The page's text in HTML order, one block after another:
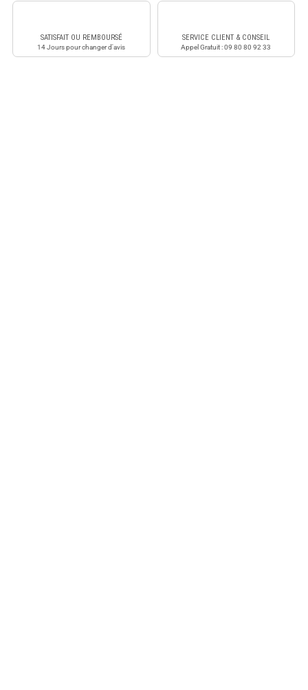
SATISFAIT OU REMBOURSÉ
14 Jours pour changer d'avis
SERVICE CLIENT & CONSEIL
Appel Gratuit : 09 80 80 92 33